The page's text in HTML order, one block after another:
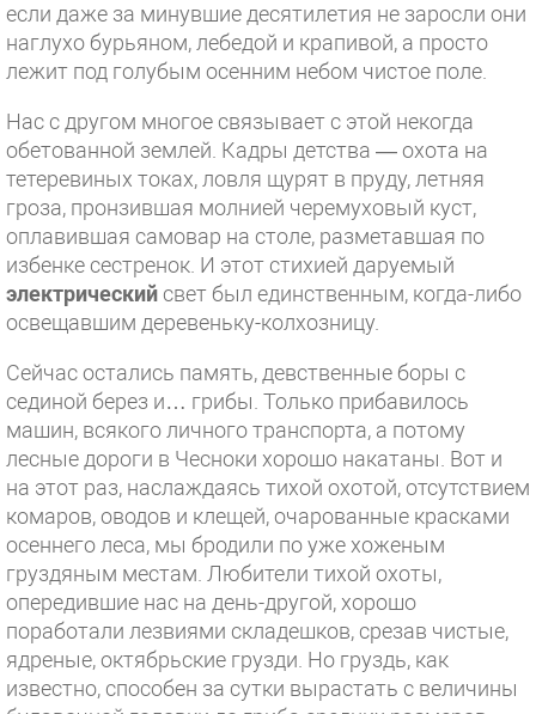
если даже за минувшие десятилетия не заросли они
наглухо бурьяном, лебедой и крапивой, а просто
лежит под голубым осенним небом чистое поле.
Нас с другом многое связывает с этой некогда
обетованной землей. Кадры детства — охота на
тетеревиных токах, ловля щурят в пруду, летняя
гроза, пронзившая молнией черемуховый куст,
оплавившая самовар на столе, разметавшая по
избенке сестренок. И этот стихией даруемый
электрический свет был единственным, когда-либо
освещавшим деревеньку-колхозницу.
Сейчас остались память, девственные боры с
сединой берез и… грибы. Только прибавилось
машин, всякого личного транспорта, а потому
лесные дороги в Чесноки хорошо накатаны. Вот и
на этот раз, наслаждаясь тихой охотой, отсутствием
комаров, оводов и клещей, очарованные красками
осеннего леса, мы бродили по уже хоженым
груздяным местам. Любители тихой охоты,
опередившие нас на день-другой, хорошо
поработали лезвиями складешков, срезав чистые,
ядреные, октябрьские грузди. Но груздь, как
известно, способен за сутки вырастать с величины